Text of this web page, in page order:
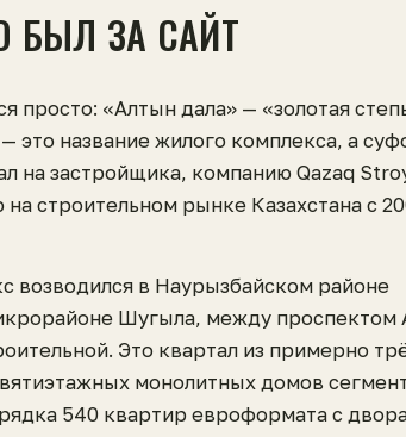
БЫЛ ЗА САЙТ
просто: «Алтын дала» — «золотая
это название жилого комплекса, а
на застройщика, компанию Qazaq
строительном рынке Казахстана с
возводился в Наурызбайском районе
Шугыла, между проспектом
Это квартал из примерно
монолитных домов
540 квартир евроформата с